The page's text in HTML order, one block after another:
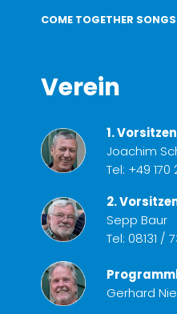
COME TOGETHER SONGS
Verein
1.
Joachim
Tel: +49 170
2.
Sepp Baur
Tel: 08131 /
Gerhard